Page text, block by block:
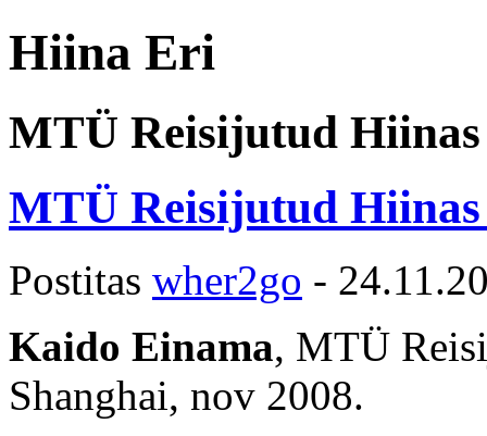
Hiina Eri
MTÜ Reisijutud
MTÜ Reisijutud
Postitas wher2go -
Kaido Einama, MTÜ
Shanghai, nov 2008.